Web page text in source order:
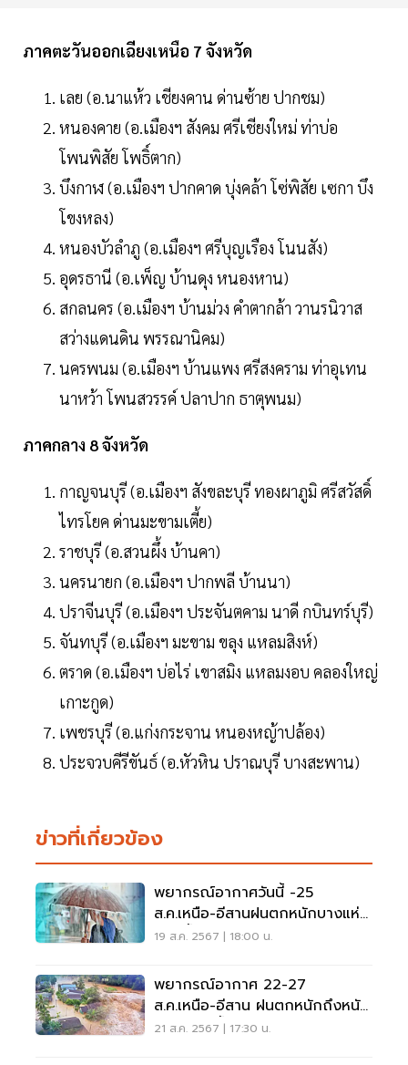
ภาคตะวันออกเฉียงเหนือ 7 จังหวัด
เลย (อ.นาแห้ว เชียงคาน ด่านซ้าย ปากชม)
หนองคาย (อ.เมืองฯ สังคม ศรีเชียงใหม่ ท่าบ่อ
โพนพิสัย โพธิ์ตาก)
บึงกาฬ (อ.เมืองฯ ปากคาด บุ่งคล้า โซ่พิสัย เซกา บึง
โขงหลง)
หนองบัวลำภู (อ.เมืองฯ ศรีบุญเรือง โนนสัง)
อุดรธานี (อ.เพ็ญ บ้านดุง หนองหาน)
สกลนคร (อ.เมืองฯ บ้านม่วง คำตากล้า วานรนิวาส
สว่างแดนดิน พรรณานิคม)
นครพนม (อ.เมืองฯ บ้านแพง ศรีสงคราม ท่าอุเทน
นาหว้า โพนสวรรค์ ปลาปาก ธาตุพนม)
ภาคกลาง 8 จังหวัด
กาญจนบุรี (อ.เมืองฯ สังขละบุรี ทองผาภูมิ ศรีสวัสดิ์
ไทรโยค ด่านมะขามเตี้ย)
ราชบุรี (อ.สวนผึ้ง บ้านคา)
นครนายก (อ.เมืองฯ ปากพลี บ้านนา)
ปราจีนบุรี (อ.เมืองฯ ประจันตคาม นาดี กบินทร์บุรี)
จันทบุรี (อ.เมืองฯ มะขาม ขลุง แหลมสิงห์)
ตราด (อ.เมืองฯ บ่อไร่ เขาสมิง แหลมงอบ คลองใหญ่
เกาะกูด)
เพชรบุรี (อ.แก่งกระจาน หนองหญ้าปล้อง)
ประจวบคีรีขันธ์ (อ.หัวหิน ปราณบุรี บางสะพาน)
ข่าวที่เกี่ยวข้อง
พยากรณ์อากาศวันนี้ -25
ส.ค.เหนือ-อีสานฝนตกหนักบางแห่ง
ระวังน้ำท่วมฉับพลัน
19 ส.ค. 2567 | 18:00 น.
พยากรณ์อากาศ 22-27
ส.ค.เหนือ-อีสาน ฝนตกหนักถึงหนัก
มาก ระวังน้ำท่วมฉับพลัน
21 ส.ค. 2567 | 17:30 น.